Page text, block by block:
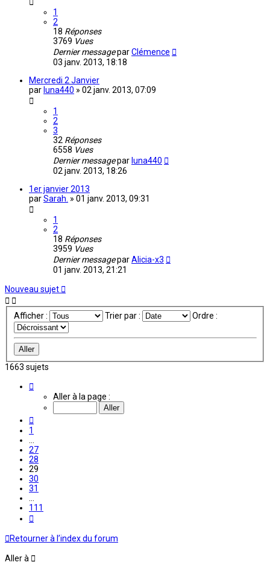
1
2
18 Réponses
3769 Vues
Dernier messageparClémence
03 janv. 2013, 18:18
Mercredi 2 Janvier
par luna440 » 02 janv. 2013, 07:09
1
2
3
32 Réponses
6558 Vues
Dernier messagepar luna440
02 janv. 2013, 18:26
1er janvier 2013
parSarah. » 01 janv. 2013, 09:31
1
2
18 Réponses
3959 Vues
Dernier messageparAlicia-x3
01 janv. 2013, 21:21
Nouveau sujet
Afficher : Trier par : Ordre :
1663 sujets
Aller à la page :
1
27
28
29
30
31
111
Retourner à l’index du forum
Aller à